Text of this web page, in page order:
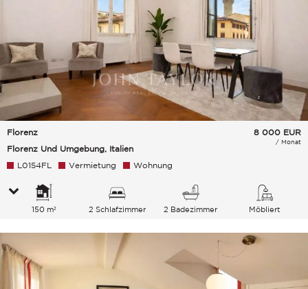
Florenz
Florenz Und Umgebung, Italien
8 000 EUR
/ Monat
L0154FL Vermietung Wohnung
150 m² 2 Schlafzimmer 2 Badezimmer Möbliert